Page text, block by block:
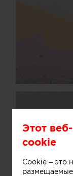
Этот
cookie
Cookie – это